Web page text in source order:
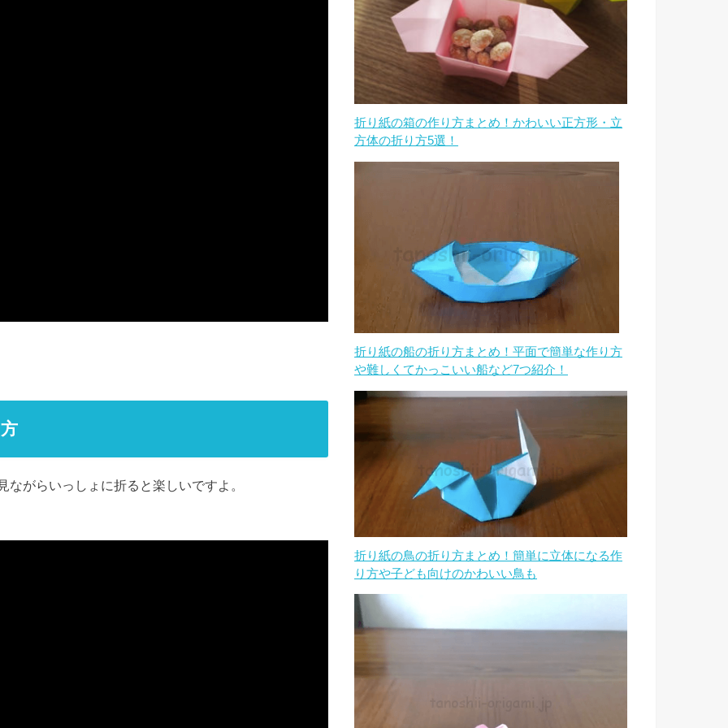
がらいっしょに折ると楽しいですよ。
折り紙の箱の作り方まとめ！かわいい正方形・立
方体の折り方5選！
折り紙の船の折り方まとめ！平面で簡単な作り方
や難しくてかっこいい船など7つ紹介！
折り紙の鳥の折り方まとめ！簡単に立体になる作
り方や子ども向けのかわいい鳥も